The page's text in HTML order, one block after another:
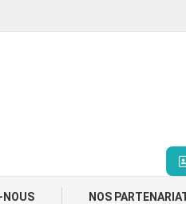
NOUS NOS